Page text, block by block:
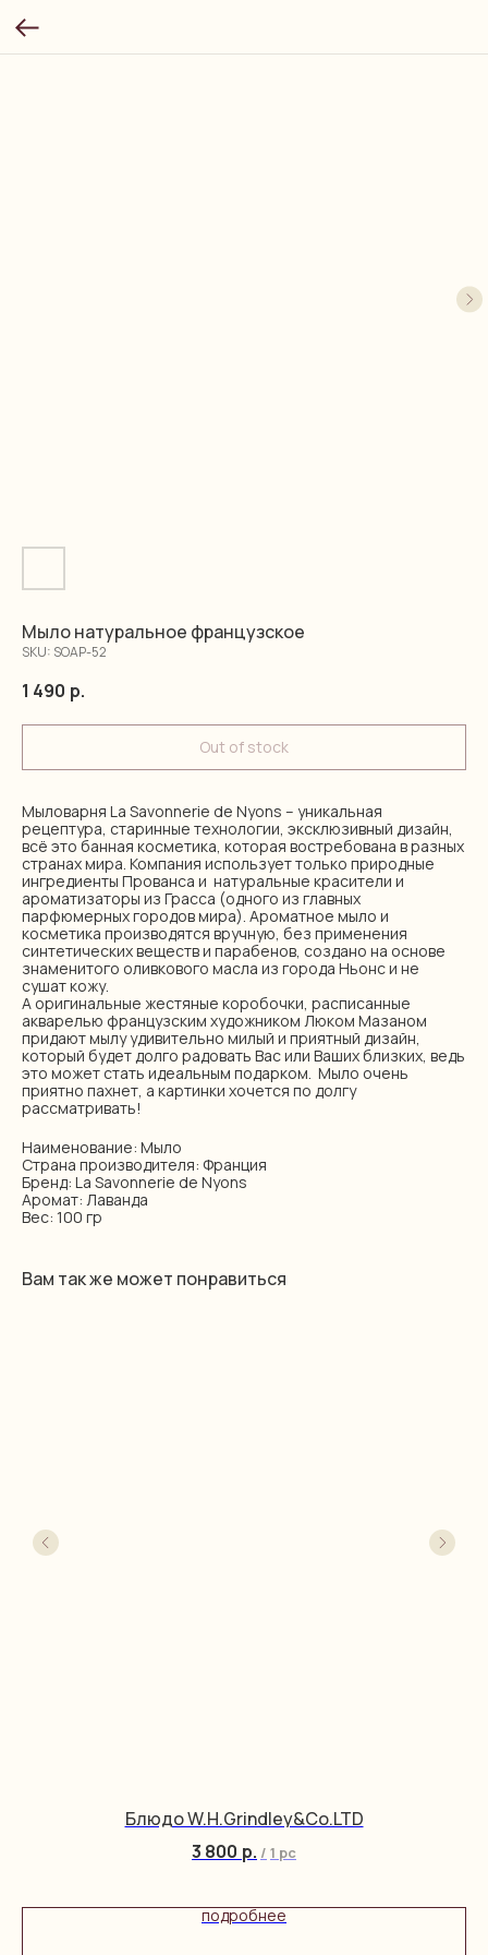
Мыло натуральное французское
SKU: SOAP-52
1 490 р.
Out of stock
Мыловарня La Savonnerie de Nyons – уникальная
рецептура, старинные технологии, эксклюзивный дизайн,
всё это банная косметика, которая востребована в разных
странах мира. Компания использует только природные
ингредиенты Прованса и натуральные красители и
ароматизаторы из Грасса (одного из главных
парфюмерных городов мира). Ароматное мыло и
косметика производятся вручную, без применения
синтетических веществ и парабенов, создано на основе
знаменитого оливкового масла из города Ньонс и не
сушат кожу.
А оригинальные жестяные коробочки, расписанные
акварелью французским художником Люком Мазаном
придают мылу удивительно милый и приятный дизайн,
который будет долго радовать Вас или Ваших близких, ведь
это может стать идеальным подарком. Мыло очень
приятно пахнет, а картинки хочется по долгу
рассматривать!
Наименование: Мыло
Страна производителя: Франция
Бренд: La Savonnerie de Nyons
Аромат: Лаванда
Вес: 100 гр
Вам так же может понравиться
Блюдо W.H.Grindley&Co.LTD
3 800 р. / 1 pc
подробнее